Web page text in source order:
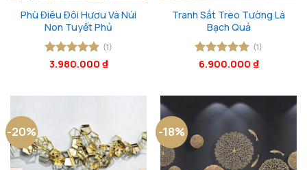
Phù Điêu Đôi Hươu Và Núi
Non Tuyết Phủ
Được xếp
(1)
3.980.000 ₫
Tranh Sắt Treo Tường Lá
Bạch Quả
Được xếp
(1)
6.900.000 ₫
-20% -18%